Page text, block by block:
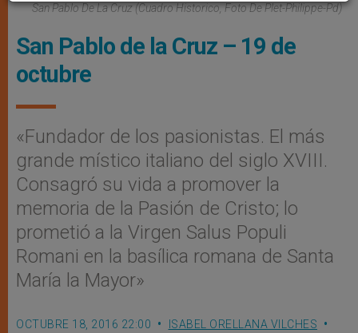
San Pablo De La Cruz (Cuadro Historico, Foto De Plet-Philippe-Pd)
San Pablo de la Cruz – 19 de
octubre
«Fundador de los pasionistas. El más
grande místico italiano del siglo XVIII.
Consagró su vida a promover la
memoria de la Pasión de Cristo; lo
prometió a la Virgen Salus Populi
Romani en la basílica romana de Santa
María la Mayor»
OCTUBRE 18, 2016 22:00
ISABEL ORELLANA VILCHES